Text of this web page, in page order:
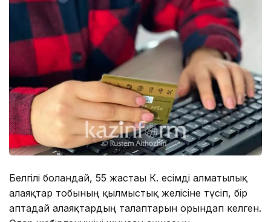
Белгілі болғандай, 55 жастағы К. есімді алматылық
алаяқтар тобының қылмыстық желісіне түсіп, бір
аптадай алаяқтардың талаптарын орындап келген.